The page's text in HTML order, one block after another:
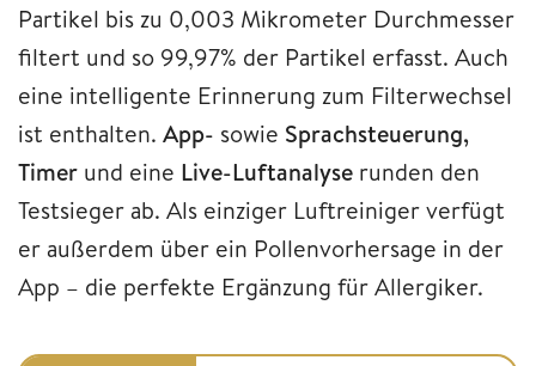
Partikel bis zu 0,003 Mikrometer Durchmesser
filtert und so 99,97% der Partikel erfasst. Auch
eine intelligente Erinnerung zum Filterwechsel
ist enthalten. App- sowie Sprachsteuerung,
Timer und eine Live-Luftanalyse runden den
Testsieger ab. Als einziger Luftreiniger verfügt
er außerdem über ein Pollenvorhersage in der
App – die perfekte Ergänzung für Allergiker.